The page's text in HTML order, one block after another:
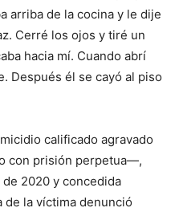
arriba de la cocina y le dije
Cerré los ojos y tiré un
hacia mí. Cuando abrí
Después él se cayó al piso
calificado agravado
con prisión perpetua—,
2020 y concedida
de la víctima denunció